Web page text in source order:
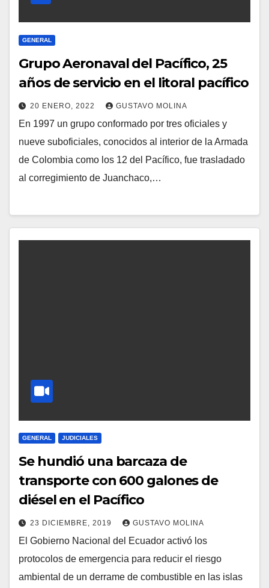
GENERAL
Grupo Aeronaval del Pacífico, 25
años de servicio en el litoral pacífico
20 ENERO, 2022 GUSTAVO MOLINA
En 1997 un grupo conformado por tres oficiales y
nueve suboficiales, conocidos al interior de la Armada
de Colombia como los 12 del Pacífico, fue trasladado
al corregimiento de Juanchaco,…
GENERAL JUDICIALES
Se hundió una barcaza de
transporte con 600 galones de
diésel en el Pacífico
23 DICIEMBRE, 2019 GUSTAVO MOLINA
El Gobierno Nacional del Ecuador activó los
protocolos de emergencia para reducir el riesgo
ambiental de un derrame de combustible en las islas